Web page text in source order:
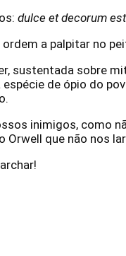
dulce et decorum
a palpitar no
sustentada sobre
de ópio do
inimigos, como
Orwell que não nos